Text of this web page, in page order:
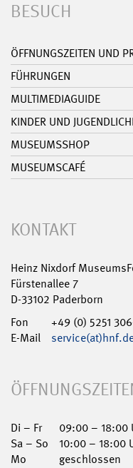
BESUCH
ÖFFNUNGSZEITEN UND
FÜHRUNGEN
MULTIMEDIAGUIDE
KINDER UND
MUSEUMSSHOP
MUSEUMSCAFÉ
KONTAKT
Heinz Nixdorf
Fürstenallee 7
D-33102 Paderborn
Fon
+49 (0) 5251
E-Mail
Di – Fr
09:00 – 18:00
Sa – So
10:00 – 18:00
Mo
geschlossen